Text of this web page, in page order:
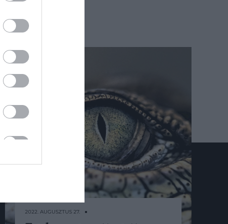
2022. AUGUSZTUS 27. ●
KAPCSOLAT
Email: